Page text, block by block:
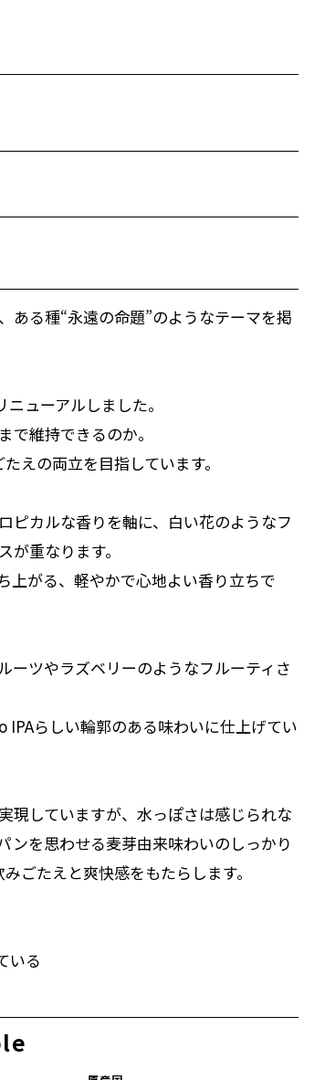
ある種“永遠の命題”のようなテーマを掲
ューアルしました。
維持できるのか。
えの両立を目指しています。
ピカルな香りを軸に、白い花のようなフ
重なります。
上がる、軽やかで心地よい香り立ちで
ーツやラズベリーのようなフルーティさ
らしい輪郭のある味わいに仕上げてい
現していますが、水っぽさは感じられな
ンを思わせる麦芽由来味わいのしっかり
ごたえと爽快感をもたらします。
いる